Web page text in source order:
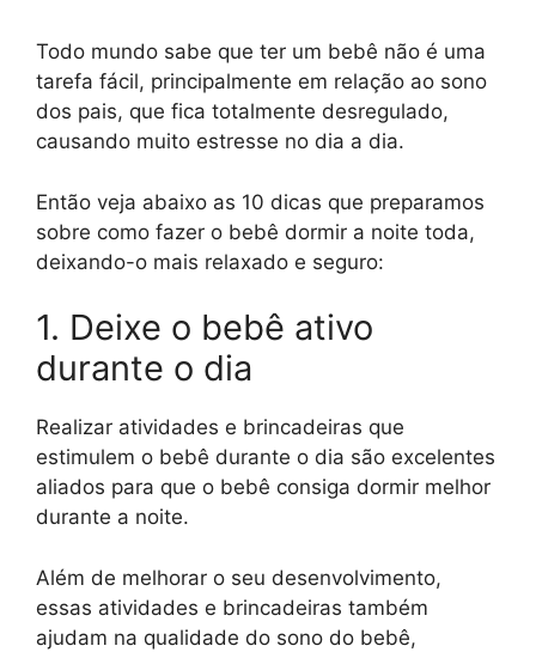
Todo mundo sabe que ter um bebê não é uma
tarefa fácil, principalmente em relação ao sono
dos pais, que fica totalmente desregulado,
causando muito estresse no dia a dia.
Então veja abaixo as 10 dicas que preparamos
sobre como fazer o bebê dormir a noite toda,
deixando-o mais relaxado e seguro:
1. Deixe o bebê ativo
durante o dia
Realizar atividades e brincadeiras que
estimulem o bebê durante o dia são excelentes
aliados para que o bebê consiga dormir melhor
durante a noite.
Além de melhorar o seu desenvolvimento,
essas atividades e brincadeiras também
ajudam na qualidade do sono do bebê,